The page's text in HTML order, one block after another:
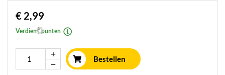
€ 2,99
Verdien * punten
Bestellen